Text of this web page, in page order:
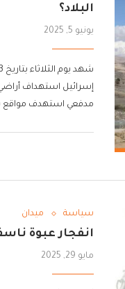
البلاد؟
يونيو 5, 2025
إسرائيل استهداف
مدفعي استهدف مواقع
سياسة ميدان
انفجار عبوة
مايو 29, 2025